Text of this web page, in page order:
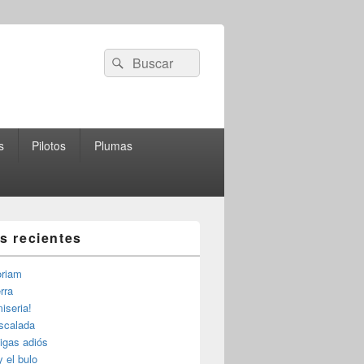
Buscar
por:
Buscar
Pilotos Plumas
recientes
adiós
el bulo